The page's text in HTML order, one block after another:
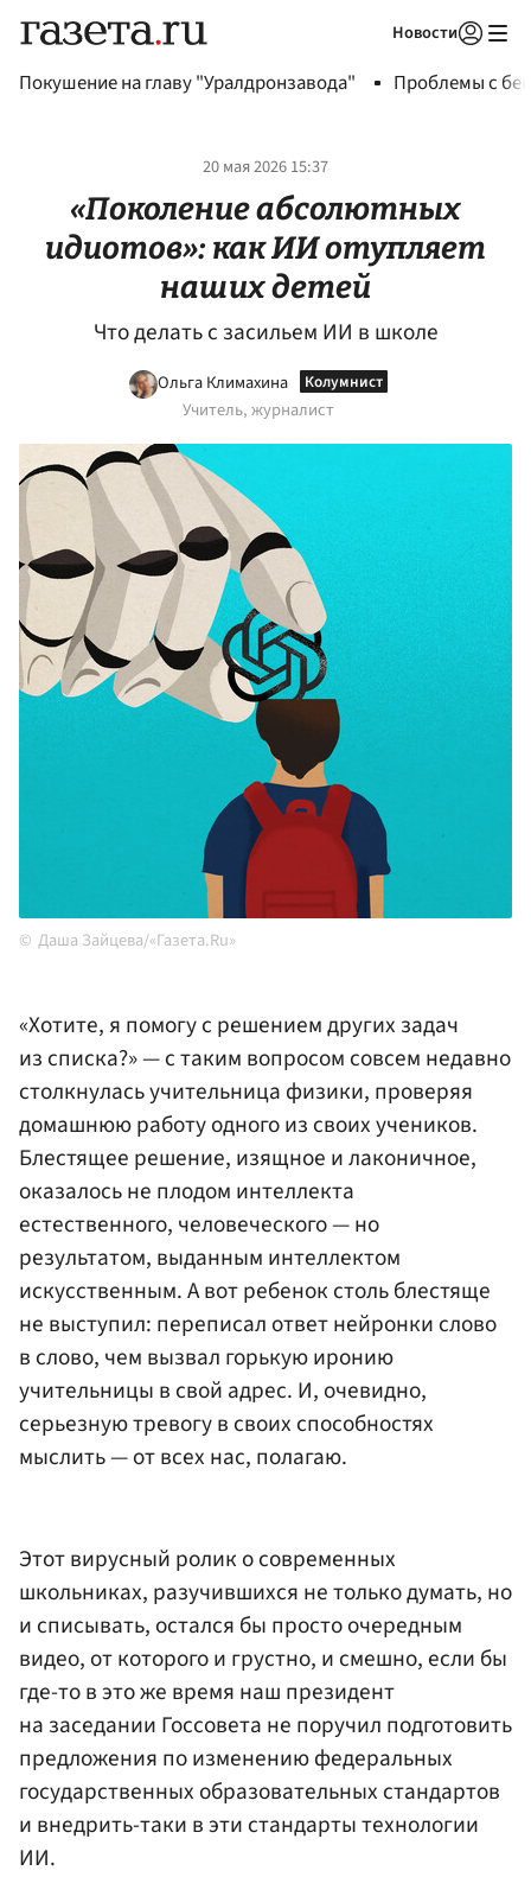
Новости
Покушение на главу "Уралдронзавода" Проблемы с
20 мая 2026 15:37
«Поколение абсолютных
идиотов»: как ИИ отупляет
наших детей
Что делать с засильем ИИ в школе
Ольга Климахина
Учитель, журналист
Даша Зайцева/«Газета.Ru»
«Хотите, я помогу с решением других задач
из списка?» — с таким вопросом совсем недавно
столкнулась учительница физики, проверяя
домашнюю работу одного из своих учеников.
Блестящее решение, изящное и лаконичное,
оказалось не плодом интеллекта
естественного, человеческого — но
результатом, выданным интеллектом
искусственным. А вот ребенок столь блестяще
не выступил: переписал ответ нейронки слово
в слово, чем вызвал горькую иронию
учительницы в свой адрес. И, очевидно,
серьезную тревогу в своих способностях
мыслить — от всех нас, полагаю.
Этот вирусный ролик о современных
школьниках, разучившихся не только думать, но
и списывать, остался бы просто очередным
видео, от которого и грустно, и смешно, если бы
где-то в это же время наш президент
на заседании Госсовета не поручил подготовить
предложения по изменению федеральных
государственных образовательных стандартов
и внедрить-таки в эти стандарты технологии
ИИ.